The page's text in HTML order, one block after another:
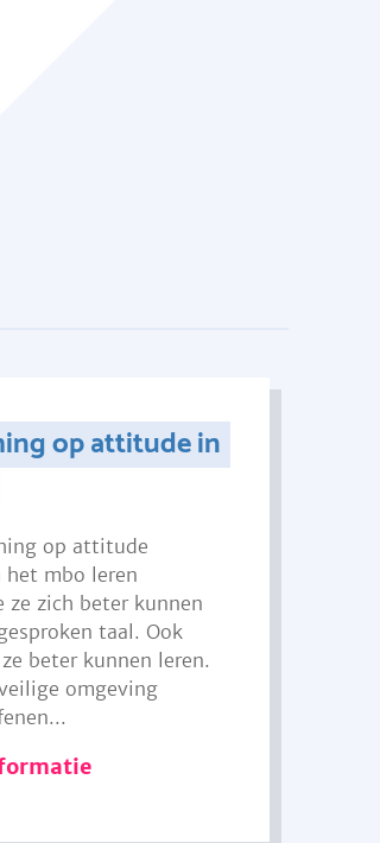
op attitude in
op attitude
mbo leren
ze zich beter kunnen
taal. Ook
ze beter kunnen leren.
omgeving